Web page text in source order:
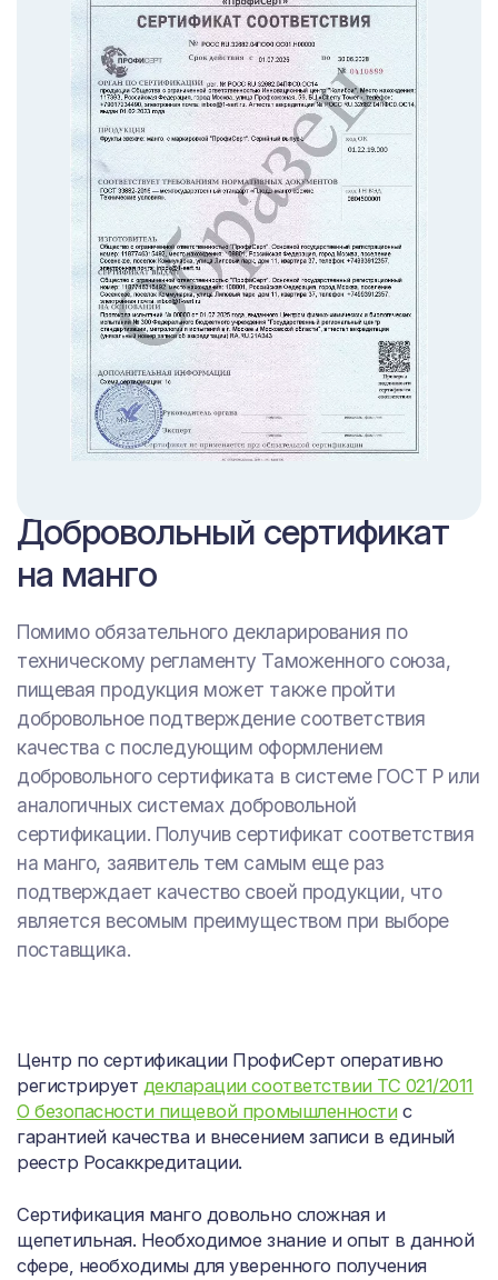
Добровольный сертификат
на манго
Помимо обязательного декларирования по
техническому регламенту Таможенного союза,
пищевая продукция может также пройти
добровольное подтверждение соответствия
качества с последующим оформлением
добровольного сертификата в системе ГОСТ Р или
аналогичных системах добровольной
сертификации. Получив сертификат соответствия
на манго, заявитель тем самым еще раз
подтверждает качество своей продукции, что
является весомым преимуществом при выборе
поставщика.
Центр по сертификации ПрофиСерт оперативно
регистрирует декларации соответствии ТС 021/2011
О безопасности пищевой промышленностис
гарантией качества и внесением записи в единый
реестр Росаккредитации.
Сертификация манго довольно сложная и
щепетильная. Необходимое знание и опыт в данной
сфере, необходимы для уверенного получения